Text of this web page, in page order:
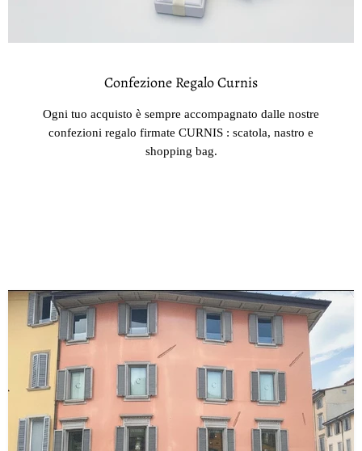
Confezione Regalo Curnis
Ogni tuo acquisto è sempre accompagnato dalle nostre
confezioni regalo firmate CURNIS : scatola, nastro e
shopping bag.